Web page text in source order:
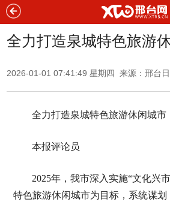
全力打造泉城特色旅游
2026-01-01 07:41:49 星期四 来源：邢台
全力打造泉城特色旅游休闲城市
本报评论员
2025年，我市深入实施“文化兴
特色旅游休闲城市为目标，系统谋划